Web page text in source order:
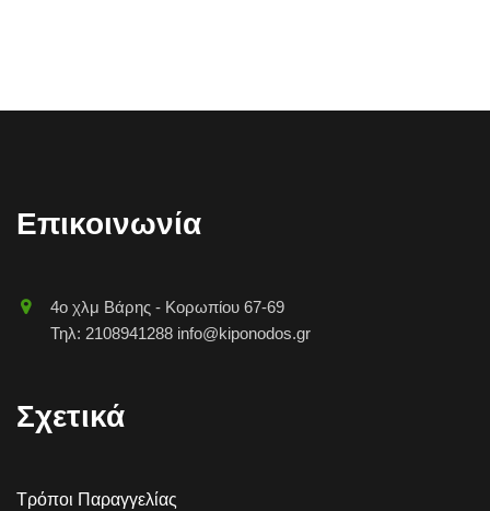
Επικοινωνία
4o χλμ Βάρης - Κορωπίου 67-69
Τηλ: 2108941288 info@kiponodos.gr
Σχετικά
Τρόποι Παραγγελίας